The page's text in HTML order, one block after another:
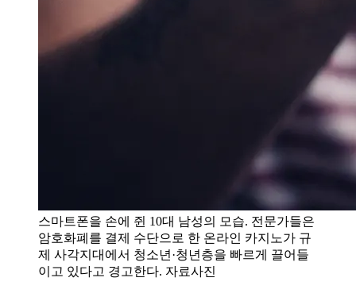
스마트폰을 손에 쥔 10대 남성의 모습. 전문가들은
암호화폐를 결제 수단으로 한 온라인 카지노가 규
제 사각지대에서 청소년·청년층을 빠르게 끌어들
이고 있다고 경고한다. 자료사진